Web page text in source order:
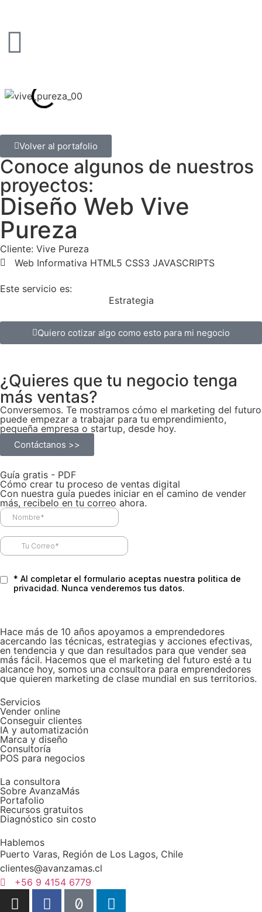
Volver al portafolio
Conoce algunos de nuestros
proyectos:
Diseño Web Vive
Pureza
Cliente: Vive Pureza
Web Informativa HTML5 CSS3 JAVASCRIPTS
Este servicio es:
Estrategia
Quiero cotizar algo como esto para mi negocio
¿Quieres que tu negocio tenga
más ventas?
Conversemos. Te mostramos cómo el marketing del futuro
puede empezar a trabajar para tu emprendimiento,
pequeña empresa o startup, desde hoy.
Contáctanos >>
Guía gratis - PDF
Cómo crear tu proceso de ventas digital
Con nuestra guía puedes iniciar en el camino de vender
más, recibelo en tu correo ahora.
Hace más de 10 años apoyamos a emprendedores
acercando las técnicas, estrategias y acciones efectivas,
en tendencia y que dan resultados para que vender sea
más fácil. Hacemos que el marketing del futuro esté a tu
alcance hoy, somos una consultora para emprendedores
que quieren marketing de clase mundial en sus territorios.
Servicios
Vender online
Conseguir clientes
IA y automatización
Marca y diseño
Consultoría
POS para negocios
La consultora
Sobre AvanzaMás
Portafolio
Recursos gratuitos
Diagnóstico sin costo
Hablemos
Puerto Varas, Región de Los Lagos, Chile
clientes@avanzamas.cl
+56 9 4154 6779